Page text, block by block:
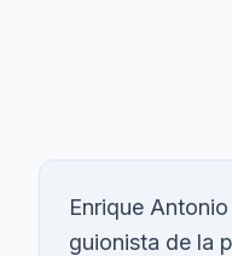
Enrique
guionista de la